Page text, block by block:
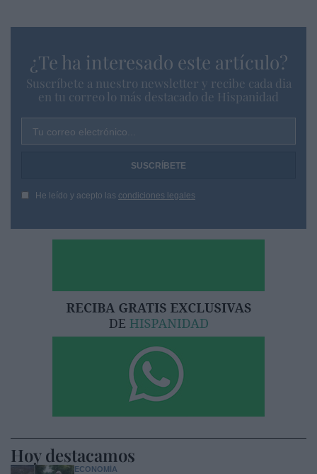
¿Te ha interesado este artículo?
Suscríbete a nuestro newsletter y recibe cada dia
en tu correo lo más destacado de Hispanidad
Tu correo electrónico...
He leído y acepto las condiciones legales
Hoy destacamos
ECONOMÍA